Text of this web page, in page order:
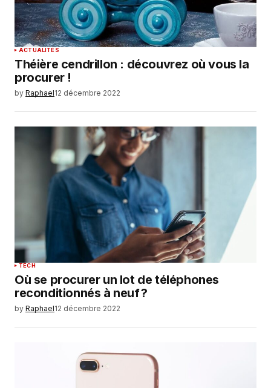
ACTUALITÉS
Théière cendrillon : découvrez où vous la
procurer !
by Raphael12 décembre 2022
TECH
Où se procurer un lot de téléphones
reconditionnés à neuf ?
by Raphael12 décembre 2022